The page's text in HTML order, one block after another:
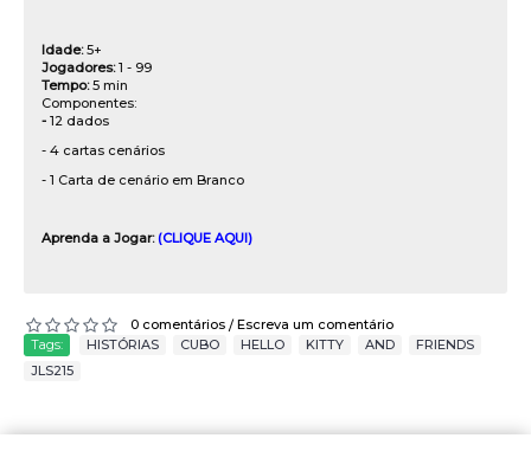
Idade:5+
Jogadores:1 - 99
Tempo:5 min
Componentes:
- 12 dados
- 4 cartas cenários
- 1 Carta de cenário em Branco
Aprenda a Jogar:(CLIQUE AQUI)
0 comentários /Escreva um comentário
Tags:
HISTÓRIAS CUBO HELLO KITTY AND FRIENDS
JLS215